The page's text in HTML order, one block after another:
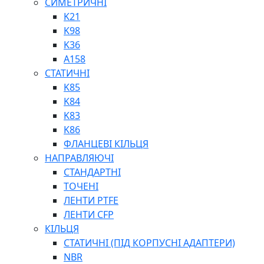
ШАРНІРНІ ПІДШИПНИКИ
ВУХА ГІДРОЦИЛІНДРА
ТРУБИ ХОНІНГОВАНІ
ШТОКИ ХРОМОВАНІ
МАСТИЛЬНЕ ОБЛАДНАННЯ
ПІСТОЛЕТИ
НАСОСИ ТА ПОМПИ
НАГНІТАЧІ
МУФТИ (НАСАДКИ) ДЛЯ ШПРИЦІВ
МАСЛЯНКИ, ЛІЙКИ
ПРЕС-МАСЛЯНКИ
K21
K98
K36
A158
СТАТИЧНІ
K85
K84
K83
K86
ФЛАНЦЕВІ КІЛЬЦЯ
НАПРАВЛЯЮЧІ
СТАНДАРТНІ
ТОЧЕНІ
ЛЕНТИ PTFE
ЛЕНТИ CFP
КІЛЬЦЯ
СТАТИЧНІ (ПІД КОРПУСНІ АДАПТЕРИ)
NBR